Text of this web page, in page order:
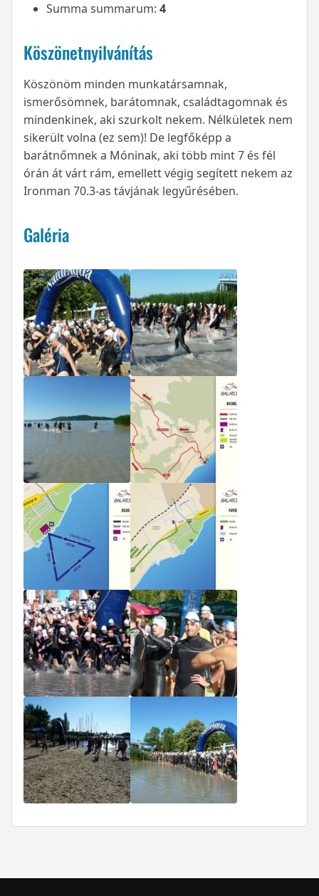
Summa summarum: 4
Köszönetnyilvánítás
Köszönöm minden munkatársamnak,
ismerősömnek, barátomnak, családtagomnak és
mindenkinek, aki szurkolt nekem. Nélkületek nem
sikerült volna (ez sem)! De legfőképp a
barátnőmnek a Móninak, aki több mint 7 és fél
órán át várt rám, emellett végig segített nekem az
Ironman 70.3-as távjának legyűrésében.
Galéria